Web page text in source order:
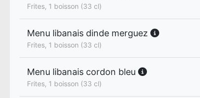
Frites, 1 boisson (33 cl)
Menu libanais dinde merguez
Frites, 1 boisson (33 cl)
Menu libanais cordon bleu
Frites, 1 boisson (33 cl)